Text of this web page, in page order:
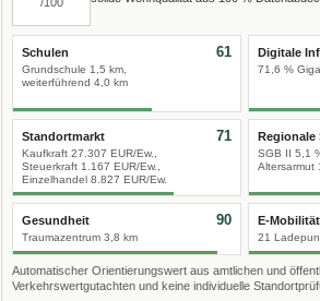
Schulen
Grundschule 1,5 km,
weiterführend 4,0 km
61 Digitale
71,6 %
Standortmarkt
Kaufkraft 27.307 EUR/Ew.,
Steuerkraft 1.167 EUR/Ew.,
Einzelhandel 8.827 EUR/Ew.
71 Regionale
SGB II 5,1
Altersarmut
Gesundheit
Traumazentrum 3,8 km
90 E-Mobilität
21
Automatischer Orientierungswert aus amtlichen und
Verkehrswertgutachten und keine individuelle